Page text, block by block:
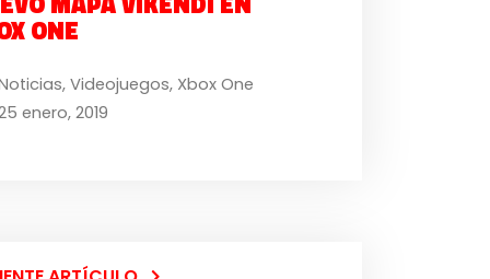
ONE
,Videojuegos, Xbox One
enero, 2019